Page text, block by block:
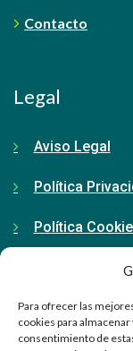
Para ofrecer las
cookies para
consentimiento de
Contacto
Legal
Aviso Legal
Política
Política
Contacto